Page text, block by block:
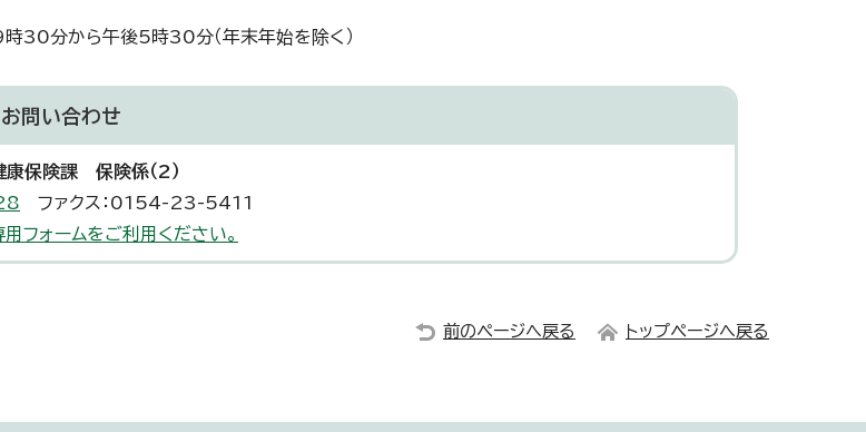
30分から午後5時30分（年末年始を除く）
お問い合わせ
保険課 保険係（2）
ファクス：0154-23-5411
フォームをご利用ください。
前のページへ戻る トップページへ戻る